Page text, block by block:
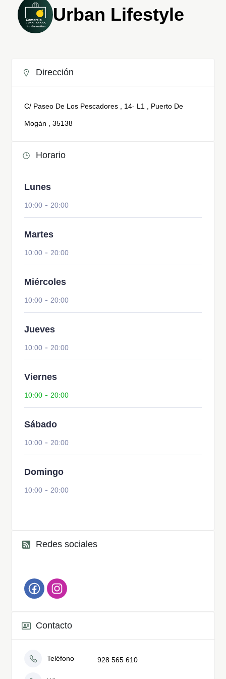
Urban Lifestyle
Dirección
C/ Paseo De Los Pescadores , 14- L1 , Puerto De
Mogán , 35138
Horario
Lunes
10:00 -20:00
Martes
10:00 -20:00
Miércoles
10:00 -20:00
Jueves
10:00 -20:00
Viernes
10:00 -20:00
Sábado
10:00 -20:00
Domingo
10:00 -20:00
Redes sociales
Contacto
Teléfono 928 565 610